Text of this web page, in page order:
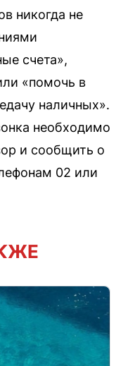
никогда не
счета»,
«помочь в
наличных».
необходимо
и сообщить о
02 или